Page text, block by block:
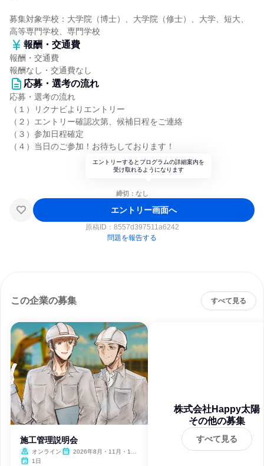
募集対象学校：大学院（博士）、大学院（修士）、大学、短大、
高等専門学校、専門学校
報酬・交通費
報酬・交通費
報酬なし・交通費なし
応募・選考の流れ
応募・選考の流れ
（１）リクナビよりエントリー
（２）エントリー確認次第、候補日程をご連絡
（３）参加日程確定
（４）当日のご参加！お待ちしております！
エントリーするとプログラムの詳細案内を
受け取れるようになります
締切：なし
エントリー画面へ
原稿ID： 8557d397511a6242
問題を報告する
この企業の募集 すべて見る
施工管理説明会
オンライン
2026年8月・11月・12
1日
株式会社Happy太陽
その他の募集
すべて見る